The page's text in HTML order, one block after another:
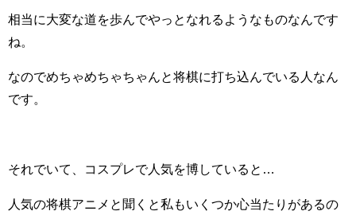
相当に大変な道を歩んでやっとなれるようなものなんです
ね。
なのでめちゃめちゃちゃんと将棋に打ち込んでいる人なん
です。
それでいて、コスプレで人気を博していると…
人気の将棋アニメと聞くと私もいくつか心当たりがあるの